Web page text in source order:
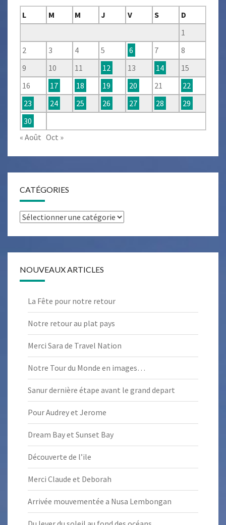
L
M M J V S
D
1
2
3 4 5 6 7
8
9
10 11 12 13 14
15
16
17 18 19 20 21
22
23
24 25 26 27 28
29
30
« Août Oct »
CATÉGORIES
Catégories
NOUVEAUX ARTICLES
La Fête pour notre retour
Notre retour au plat pays
Merci Sara de Travel Nation
Notre Tour du Monde en images…
Sanur dernière étape avant le grand depart
Pour Audrey et Jerome
Dream Bay et Sunset Bay
Découverte de l’ile
Merci Claude et Deborah
Arrivée mouvementée a Nusa Lembongan